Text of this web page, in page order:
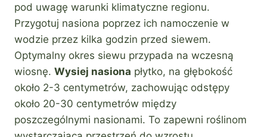
pod uwagę warunki klimatyczne regionu.
Przygotuj nasiona poprzez ich namoczenie w
wodzie przez kilka godzin przed siewem.
Optymalny okres siewu przypada na wczesną
wiosnę. Wysiej nasiona płytko, na głębokość
około 2-3 centymetrów, zachowując odstępy
około 20-30 centymetrów między
poszczególnymi nasionami. To zapewni roślinom